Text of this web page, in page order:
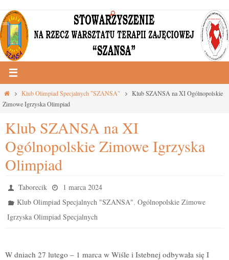
Przejdź
do
treści
Strona
główna
Klub Olimpiad Specjalnych "SZANSA"
Klub SZANSA na XI Ogólnopolskie
Zimowe Igrzyska Olimpiad
Klub SZANSA na XI
Ogólnopolskie Zimowe Igrzyska
Olimpiad
Taborecik
1 marca 2024
Klub Olimpiad Specjalnych "SZANSA",Ogólnopolskie Zimowe
Igrzyska Olimpiad Specjalnych
W dniach 27 lutego – 1 marca w Wiśle i Istebnej odbywała się I